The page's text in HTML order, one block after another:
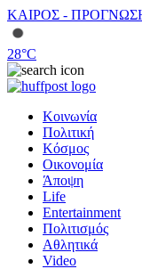
ΚΑΙΡΟΣ -
28°C
Κοινωνία
Πολιτική
Κόσμος
Οικονομία
Άποψη
Life
Entertainment
Πολιτισμός
Αθλητικά
Video